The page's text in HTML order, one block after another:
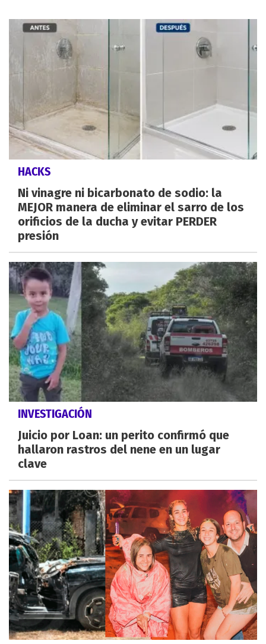
HACKS
Ni vinagre ni bicarbonato de sodio: la
MEJOR manera de eliminar el sarro de los
orificios de la ducha y evitar PERDER
presión
INVESTIGACIÓN
Juicio por Loan: un perito confirmó que
hallaron rastros del nene en un lugar
clave